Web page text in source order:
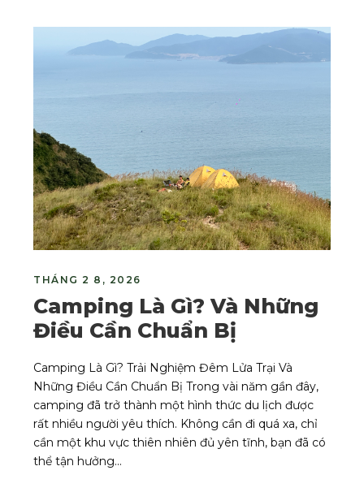
THÁNG 2 8, 2026
Camping Là Gì? Và Những
Điều Cần Chuẩn Bị
Camping Là Gì? Trải Nghiệm Đêm Lửa Trại Và
Những Điều Cần Chuẩn Bị Trong vài năm gần đây,
camping đã trở thành một hình thức du lịch được
rất nhiều người yêu thích. Không cần đi quá xa, chỉ
cần một khu vực thiên nhiên đủ yên tĩnh, bạn đã có
thể tận hưởng...